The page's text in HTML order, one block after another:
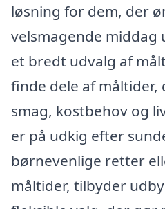
løsning for dem, der
velsmagende middag
et bredt udvalg af
finde dele af måltider,
smag, kostbehov og
er på udkig efter
børnevenlige retter
måltider, tilbyder